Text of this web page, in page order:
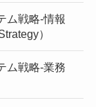
ム戦略-情報
）
ム戦略-業務